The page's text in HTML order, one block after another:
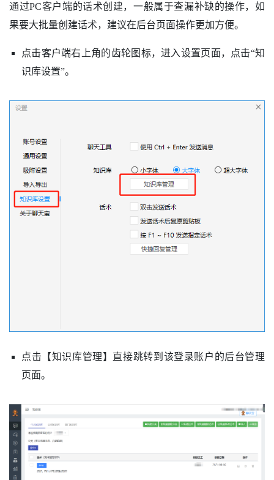
通过PC客户端的话术创建，一般属于查漏补缺的操作，如
果要大批量创建话术，建议在后台页面操作更加方便。
点击客户端右上角的齿轮图标，进入设置页面，点击“知
识库设置”。
点击【知识库管理】直接跳转到该登录账户的后台管理
页面。